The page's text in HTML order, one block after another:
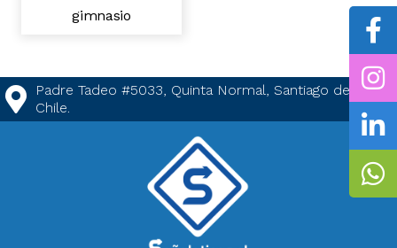
gimnasio
Padre Tadeo #5033, Quinta Normal, Santiago de
Chile.